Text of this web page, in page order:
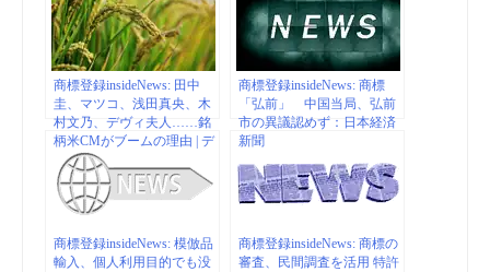
商標登録insideNews: 田中
圭、マツコ、浅田真央、木
村文乃、デヴィ夫人……銘
柄米CMがブームの理由 | デ
イリー新潮
商標登録insideNews: 商標
「弘前」 中国当局、弘前
市の異議認めず：日本経済
新聞
商標登録insideNews: 模倣品
輸入、個人利用目的でも没
商標登録insideNews: 商標の
審査、民間調査を活用 特許